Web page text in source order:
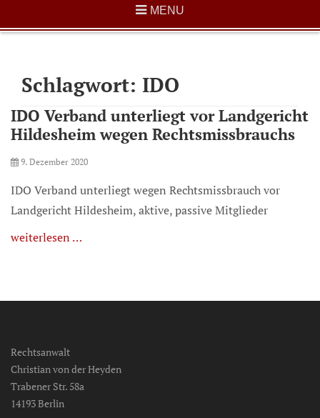
MENU
Schlagwort: IDO
IDO Verband unterliegt vor Landgericht
Hildesheim wegen Rechtsmissbrauchs
Posted
9. Dezember 2020
IDO Verband unterliegt wegen Rechtsmissbrauch vor
Landgericht Hildesheim, aktive, passive Mitglieder
weiterlesen …
e
m
e
n
Rechtsanwalt
Christian von der Heyden
Trabener Str. 58a
14193 Berlin